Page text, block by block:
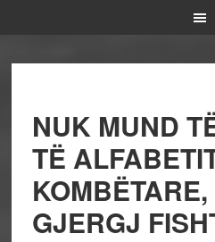
NUK MUND
TË
GJERGJ